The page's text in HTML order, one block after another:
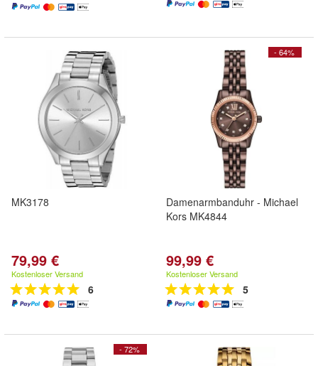
MK3178
79,99 €
Kostenloser Versand
6
- 64%
Damenarmbanduhr - Michael
Kors MK4844
99,99 €
Kostenloser Versand
5
- 72%